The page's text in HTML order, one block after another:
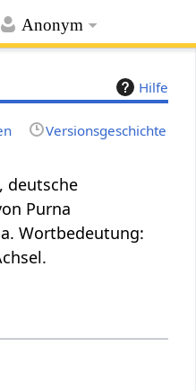
Anonym
Hilfe
Versionsgeschichte
deutsche
Purna
Wortbedeutung: